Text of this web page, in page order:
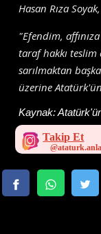
Hasan Rıza
"Efendim,
taraf hakkı teslim
sarılmaktan
üzerine
Kaynak:
Takip Et